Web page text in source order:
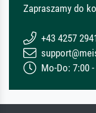
Zapraszamy do
+43 4257
Mo-Do: 7:00